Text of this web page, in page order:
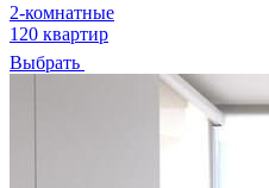
2-комнатные
120 квартир
Выбрать